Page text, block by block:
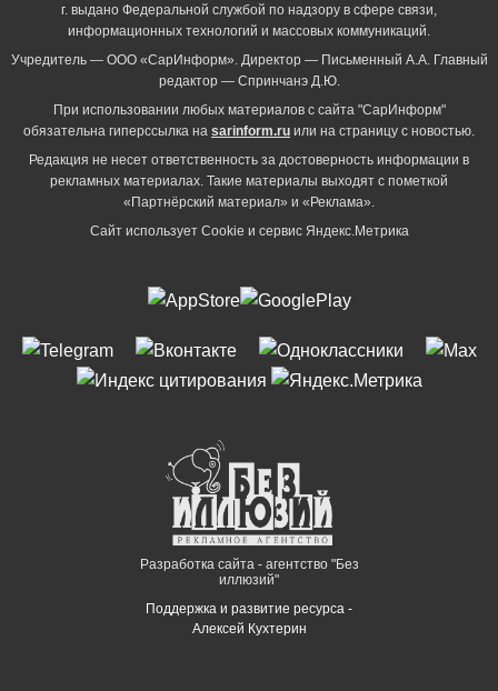
г. выдано Федеральной службой по надзору в сфере связи,
информационных технологий и массовых коммуникаций.
Учредитель — ООО «СарИнформ». Директор — Письменный А.А. Главный
редактор — Спринчанэ Д.Ю.
При использовании любых материалов с сайта "СарИнформ"
обязательна гиперссылка на sarinform.ru или на страницу с новостью.
Редакция не несет ответственность за достоверность информации в
рекламных материалах. Такие материалы выходят с пометкой
«Партнёрский материал» и «Реклама».
Сайт использует Cookie и сервиc Яндекс.Метрика
Разработка сайта - агентство "Без
иллюзий"
Поддержка и развитие ресурса -
Алексей Кухтерин